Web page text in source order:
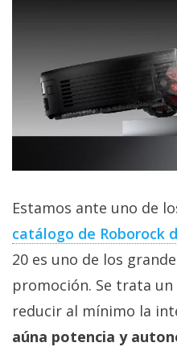
Estamos ante uno de
catálogo de Roborock
20 es uno de los
promoción. Se trata
reducir al mínimo la
aúna potencia y